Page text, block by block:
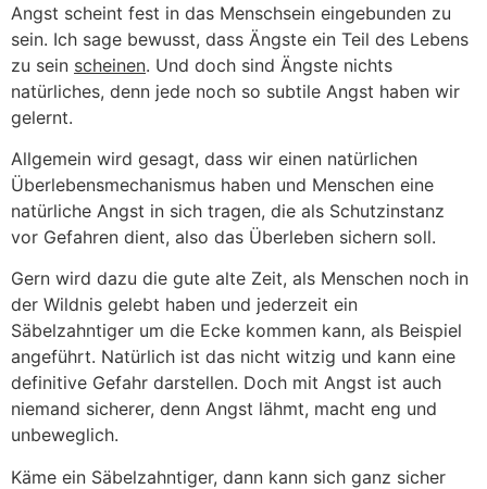
Angst scheint fest in das Menschsein eingebunden zu
sein. Ich sage bewusst, dass Ängste ein Teil des Lebens
zu sein scheinen. Und doch sind Ängste nichts
natürliches, denn jede noch so subtile Angst haben wir
gelernt.
Allgemein wird gesagt, dass wir einen natürlichen
Überlebensmechanismus haben und Menschen eine
natürliche Angst in sich tragen, die als Schutzinstanz
vor Gefahren dient, also das Überleben sichern soll.
Gern wird dazu die gute alte Zeit, als Menschen noch in
der Wildnis gelebt haben und jederzeit ein
Säbelzahntiger um die Ecke kommen kann, als Beispiel
angeführt. Natürlich ist das nicht witzig und kann eine
definitive Gefahr darstellen. Doch mit Angst ist auch
niemand sicherer, denn Angst lähmt, macht eng und
unbeweglich.
Käme ein Säbelzahntiger, dann kann sich ganz sicher